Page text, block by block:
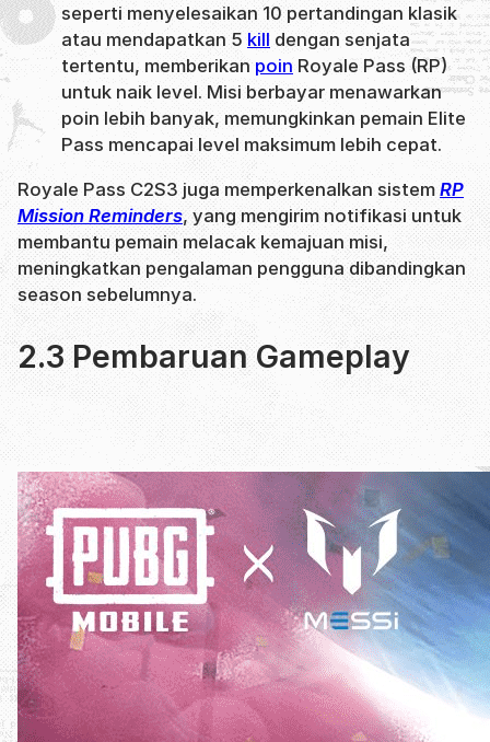
seperti menyelesaikan 10 pertandingan klasik
atau mendapatkan 5 kill dengan senjata
tertentu, memberikanpoin Royale Pass (RP)
untuk naik level. Misi berbayar menawarkan
poin lebih banyak, memungkinkan pemain Elite
Pass mencapai level maksimum lebih cepat.
Royale Pass C2S3 juga memperkenalkan sistem RP
Mission Reminders, yang mengirim notifikasi untuk
membantu pemain melacak kemajuan misi,
meningkatkan pengalaman pengguna dibandingkan
season sebelumnya.
2.3 Pembaruan Gameplay